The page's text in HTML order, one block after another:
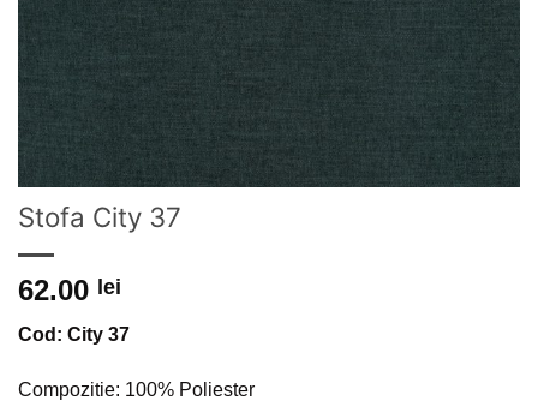
Stofa City 37
62.00 lei
Cod: City 37
Compozitie: 100% Poliester